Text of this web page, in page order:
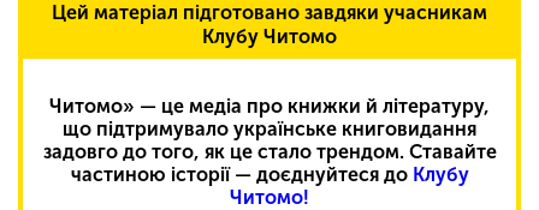
Цей матеріал підготовано завдяки учасникам
Клубу Читомо
Читомо» — це медіа про книжки й літературу,
що підтримувало українське книговидання
задовго до того, як це стало трендом. Ставайте
частиною історії — доєднуйтеся до Клубу
Читомо!